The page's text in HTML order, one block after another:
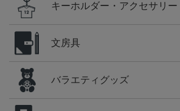
キーホルダー・アクセサリー
文房具
バラエティグッズ